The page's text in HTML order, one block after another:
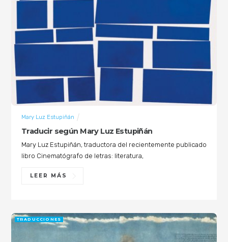
Traducir según Mary Luz Estupiñán
Mary Luz Estupiñán
Mary Luz Estupiñán, traductora del recientemente publicado
libro Cinematógrafo de letras: literatura,
LEER MÁS
TRADUCCIONES